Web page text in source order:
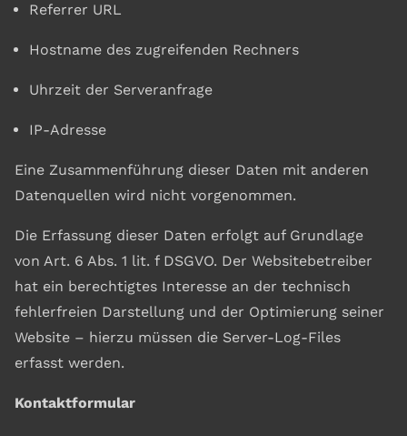
Referrer URL
Hostname des zugreifenden Rechners
Uhrzeit der Serveranfrage
IP-Adresse
Eine Zusammenführung dieser Daten mit anderen
Datenquellen wird nicht vorgenommen.
Die Erfassung dieser Daten erfolgt auf Grundlage
von Art. 6 Abs. 1 lit. f DSGVO. Der Websitebetreiber
hat ein berechtigtes Interesse an der technisch
fehlerfreien Darstellung und der Optimierung seiner
Website – hierzu müssen die Server-Log-Files
erfasst werden.
Kontaktformular